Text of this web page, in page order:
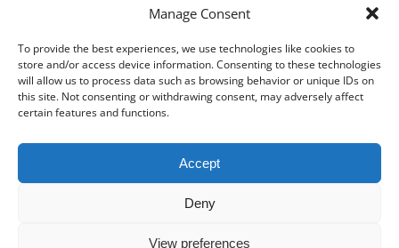
Manage Consent
To provide the best experiences, we use technologies like cookies to
store and/or access device information. Consenting to these technologies
will allow us to process data such as browsing behavior or unique IDs on
this site. Not consenting or withdrawing consent, may adversely affect
certain features and functions.
Accept
Deny
View preferences
Guide complet des types de filtres MVHR et de leur sélection
Juridique
Conditions générales d’utilisation
Politique de confidentialité
Partenaires de livraison
Modes de paiement